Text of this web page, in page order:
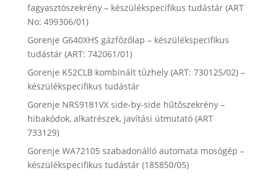
fagyasztószekrény – készülékspecifikus tudástár (ART
No: 499306/01)
Gorenje G640XHS gázfőzőlap – készülékspecifikus
tudástár (ART: 742061/01)
Gorenje K52CLB kombinált tűzhely (ART: 730125/02) –
készülékspecifikus tudástár
Gorenje NRS9181VX side-by-side hűtőszekrény –
hibakódok, alkatrészek, javítási útmutató (ART
733129)
Gorenje WA72105 szabadonálló automata mosógép –
készülékspecifikus tudástár (185850/05)